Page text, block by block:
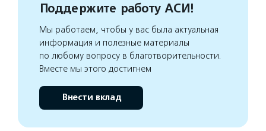
Поддержите работу АСИ!
Мы работаем, чтобы у вас была актуальная
информация и полезные материалы
по любому вопросу в благотворительности.
Вместе мы этого достигнем
Внести вклад